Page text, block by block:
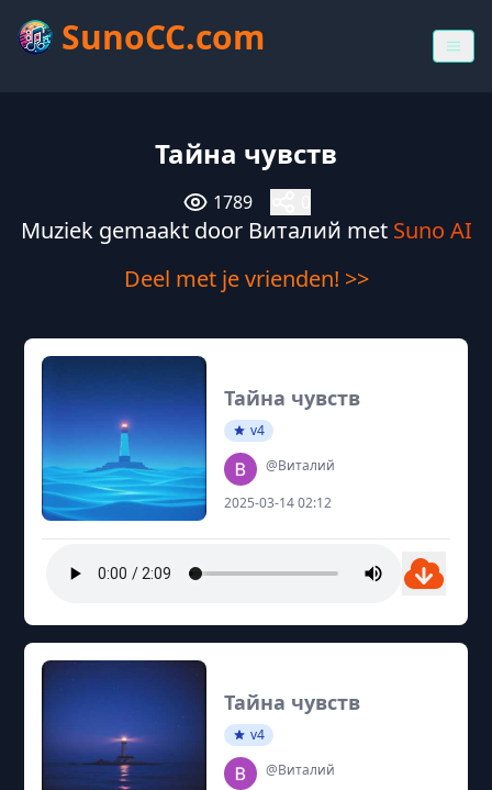
SunoCC.com
Тайна чувств
1789
Muziek gemaakt door Виталий met Suno AI
Deel met je vrienden! >>
Тайна чувств
v4
@Виталий
2025-03-14 02:12
Тайна чувств
v4
@Виталий